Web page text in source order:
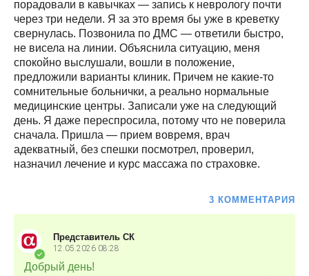
порадовали в кавычках — запись к неврологу почти
через три недели. Я за это время бы уже в креветку
свернулась. Позвонила по ДМС — ответили быстро,
не висела на линии. Объяснила ситуацию, меня
спокойно выслушали, вошли в положение,
предложили варианты клиник. Причем не какие-то
сомнительные больнички, а реально нормальные
медицинские центры. Записали уже на следующий
день. Я даже переспросила, потому что не поверила
сначала. Пришла — прием вовремя, врач
адекватный, без спешки посмотрел, проверил,
назначил лечение и курс массажа по страховке.
3 КОММЕНТАРИЯ
Представитель СК
12.05.2026 08:28
Добрый день!